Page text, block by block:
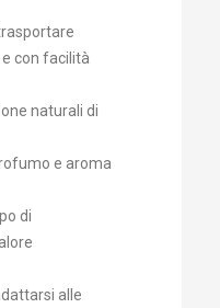
con facilità
naturali di
e aroma
di
alle